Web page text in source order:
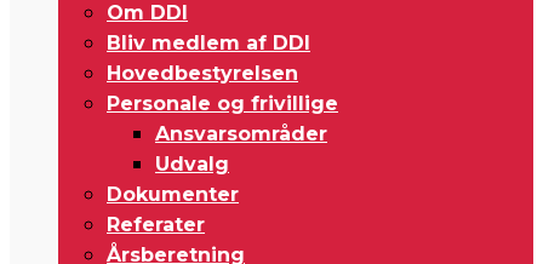
Om DDI
Bliv medlem af DDI
Hovedbestyrelsen
Personale og frivillige
Ansvarsområder
Udvalg
Dokumenter
Referater
Årsberetning